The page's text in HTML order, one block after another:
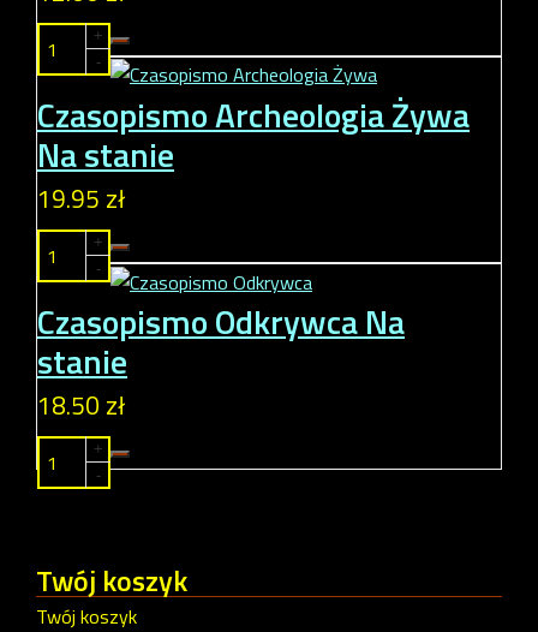
+
-
Czasopismo Archeologia Żywa
Na stanie
19.95 zł
+
-
Czasopismo OdkrywcaNa
stanie
18.50 zł
+
-
Twój koszyk
Twój koszyk